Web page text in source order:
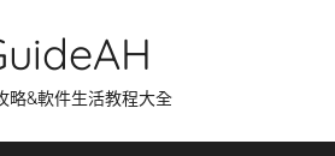
略&軟件生活教程大全